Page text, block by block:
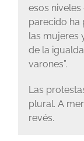
esos
parecido ha
las mujeres
de la
varones”.
Las
plural. A
revés.